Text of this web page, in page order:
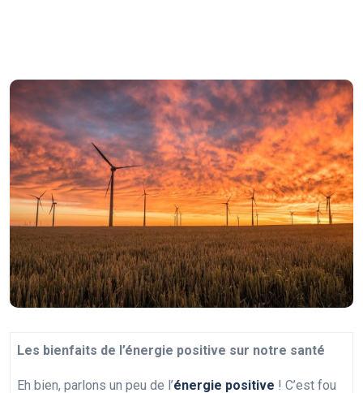
Les bienfaits de l’énergie positive sur notre santé
Eh bien, parlons un peu de l’énergie positive ! C’est fou